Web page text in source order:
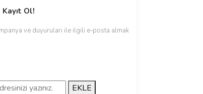
Ol!
ve duyuruları ile ilgili e-posta almak
EKLE